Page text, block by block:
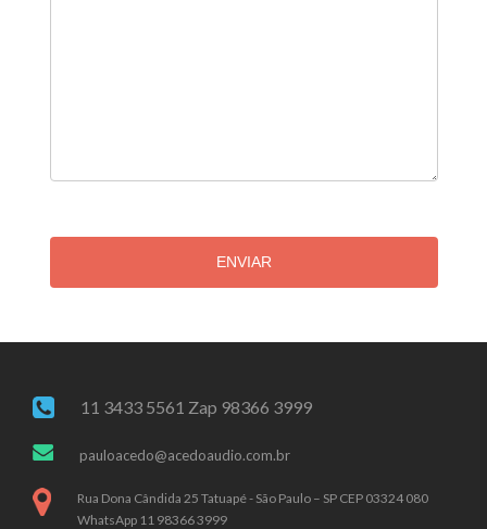
ENVIAR
11 3433 5561 Zap 98366 3999
pauloacedo@acedoaudio.com.br
Rua Dona Cândida 25 Tatuapé - São Paulo – SP CEP 03324 080
WhatsApp 11 98366 3999